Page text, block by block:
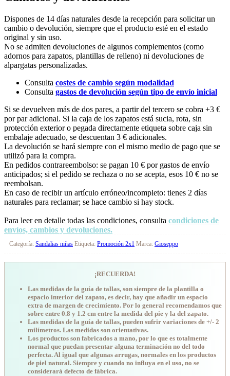
Dispones de 14 días naturales desde la recepción para solicitar un
cambio o devolución, siempre que el producto esté en el estado
original y sin uso.
No se admiten devoluciones de algunos complementos (como
adornos para zapatos, plantillas de relleno) ni devoluciones de
alpargatas personalizadas.
Consulta costes de cambio según modalidad
Consulta gastos de devolución según tipo de envío inicial
Si se devuelven más de dos pares, a partir del tercero se cobra +3 €
por par adicional. Si la caja de los zapatos está sucia, rota, sin
protección exterior o pegada directamente etiqueta sobre caja sin
embalaje adecuado, se descuentan 3 € adicionales.
La devolución se hará siempre con el mismo medio de pago que se
utilizó para la compra.
En pedidos contrareembolso: se pagan 10 € por gastos de envío
anticipados; si el pedido se rechaza o no se acepta, esos 10 € no se
reembolsan.
En caso de recibir un artículo erróneo/incompleto: tienes 2 días
naturales para reclamar; se hace cambio si hay stock.
Para leer en detalle todas las condiciones, consulta condiciones de
envíos, cambios y devoluciones.
Categoría: Sandalias niñas Etiqueta: Promoción 2x1 Marca: Gioseppo
¡RECUERDA!
Las medidas de la guía de tallas, son siempre de la plantilla o
espacio interior del zapato, es decir, hay que añadir un espacio
extra de margen de crecimiento. Por lo general recomendamos que
sobre entre 0.8 y 1.2 cm entre la medida del pie y la del zapato.
Las medidas de la guía de tallas, pueden sufrir variaciones de +/- 2
milímetros. Las medidas son orientativas.
Los productos son fabricados a mano, por lo que es totalmente
normal que puedan presentar alguna terminación no del todo
perfecta. Al igual que algunas arrugas, normales en los productos
de piel natural. Siempre y cuando no influya en el uso, no se
considerará defecto de fábrica.